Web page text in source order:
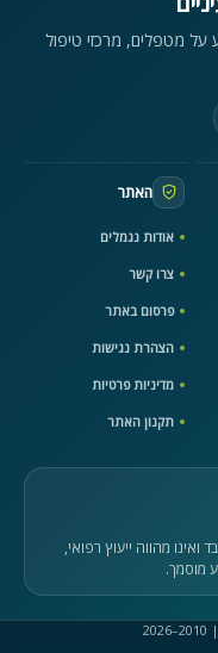
על מטפלים, מרכזי טיפול
האתר
אודות נגמלים
צרו קשר
פרסום באתר
הצהרת נגישות
מדיניות פרטיות
תקנון האתר
מהווה ייעוץ רפואי,
מוסמך.